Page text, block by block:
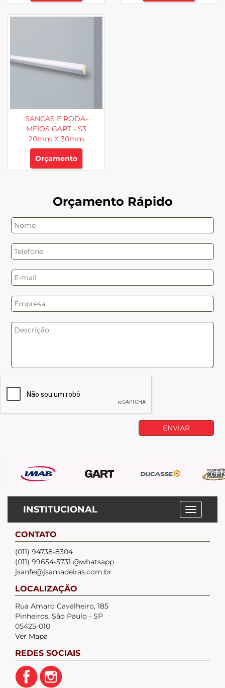
SANCAS E RODA-
MEIOS GART - S3
20mm X 30mm
Orçamento
Orçamento Rápido
INSTITUCIONAL
CONTATO
(011) 94738-8304
(011) 99654-5731 @whatsapp
jsanfe@jsamadeiras.com.br
LOCALIZAÇÃO
Rua Amaro Cavalheiro, 185
Pinheiros, São Paulo - SP
05425-010
Ver Mapa
REDES SOCIAIS